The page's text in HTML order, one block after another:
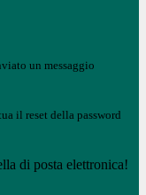
un messaggio
il reset della password
di posta elettronica!